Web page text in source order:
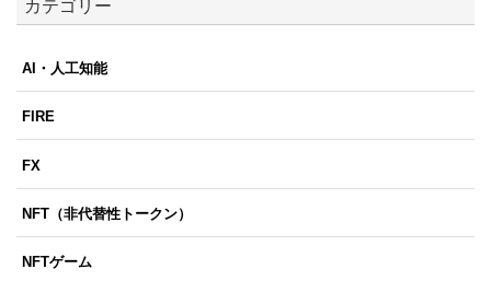
カテゴリー
AI・人工知能
FIRE
FX
NFT（非代替性トークン）
NFTゲーム